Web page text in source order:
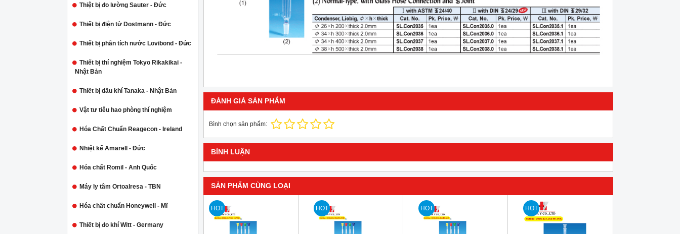
Thiệt bị đo lường Sauter - Đức
Thiết bị điện tử Dostmann - Đức
Thiết bị phân tích nước Lovibond - Đức
Thiết bị thí nghiệm Tokyo Rikakikai -
Nhật Bản
Thiết bị dầu khí Tanaka - Nhật Bản
Vật tư tiêu hao phòng thí nghiệm
Hóa Chất Chuẩn Reagecon - Ireland
Nhiệt kế Amarell - Đức
Hóa chất Romil - Anh Quốc
Máy ly tâm Ortoalresa - TBN
Hóa chất chuẩn Honeywell - Mĩ
Thiết bị đo khí Witt - Germany
ĐÁNH GIÁ SẢN PHẨM
Bình chọn sản phẩm:
BÌNH LUẬN
SẢN PHẨM CÙNG LOẠI
HOT HOT HOT HOT